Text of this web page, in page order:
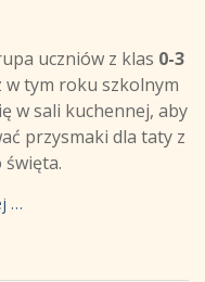
uczniów z klas 0-3
tym roku szkolnym
w sali kuchennej, aby
przysmaki dla taty z
…